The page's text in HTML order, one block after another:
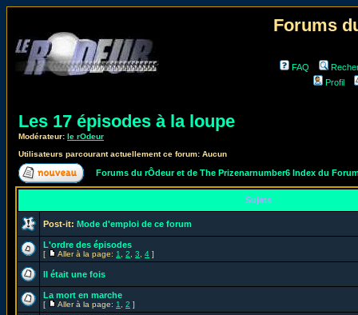
Forums
FAQ
Profil
Les 17 épisodes à la loupe
Modérateur: le rOdeur
Utilisateurs parcourant actuellement ce forum: Aucun
Forums du rÔdeur et de The Prizenarnumber6 Index du
Sujets
Post-it: Mode d'emploi de ce forum
L'ordre des épisodes
[ Aller à la page: 1 2 3 4 ]
Il était une fois
La mort en marche
[ Aller à la page: 1 2 ]